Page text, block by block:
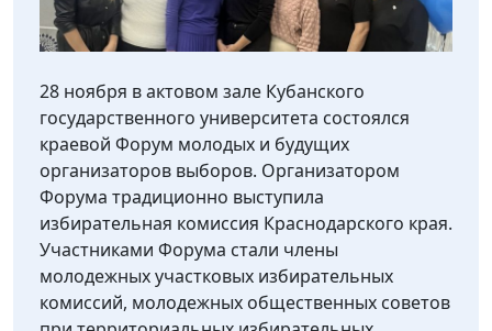
28 ноября в актовом зале Кубанского
государственного университета состоялся
краевой Форум молодых и будущих
организаторов выборов. Организатором
Форума традиционно выступила
избирательная комиссия Краснодарского края.
Участниками Форума стали члены
молодежных участковых избирательных
комиссий, молодежных общественных советов